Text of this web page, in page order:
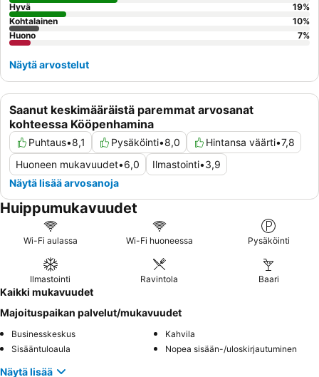
Saanut keskimääräistä paremmat arvosanat
kohteessa Kööpenhamina
Puhtaus•8,1 Pysäköinti•8,0 Hintansa väärti•7,8
Huoneen mukavuudet•6,0 Ilmastointi•3,9
Näytä lisää arvosanoja
Hyvä
19%
Kohtalainen
10%
Huono
7%
Näytä arvostelut
Huippumukavuudet
Wi-Fi aulassa Wi-Fi huoneessa Pysäköinti
Ilmastointi Ravintola Baari
Kaikki mukavuudet
Majoituspaikan palvelut/mukavuudet
Businesskeskus
Kahvila
Sisääntuloaula
Nopea sisään-/uloskirjautuminen
Näytä lisää